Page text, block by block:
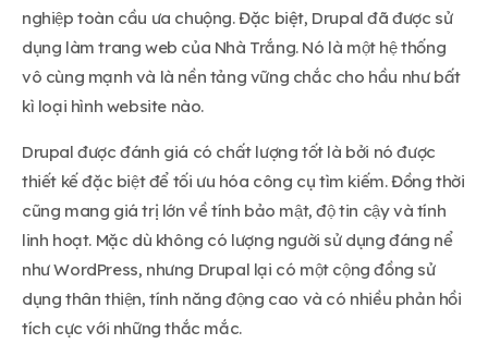
nghiệp toàn cầu ưa chuộng. Đặc biệt, Drupal đã được sử
dụng làm trang web của Nhà Trắng. Nó là một hệ thống
vô cùng mạnh và là nền tảng vững chắc cho hầu như bất
kì loại hình website nào.
Drupal được đánh giá có chất lượng tốt là bởi nó được
thiết kế đặc biệt để tối ưu hóa công cụ tìm kiếm. Đồng thời
cũng mang giá trị lớn về tính bảo mật, độ tin cậy và tính
linh hoạt. Mặc dù không có lượng người sử dụng đáng nể
như WordPress, nhưng Drupal lại có một cộng đồng sử
dụng thân thiện, tính năng động cao và có nhiều phản hồi
tích cực với những thắc mắc.